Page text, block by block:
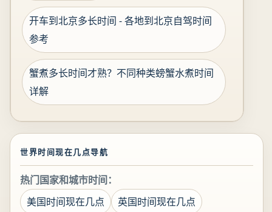
开车到北京多长时间 - 各地到北京自驾时间
参考
蟹煮多长时间才熟？不同种类螃蟹水煮时间
详解
世界时间现在几点导航
热门国家和城市时间：
美国时间现在几点
英国时间现在几点